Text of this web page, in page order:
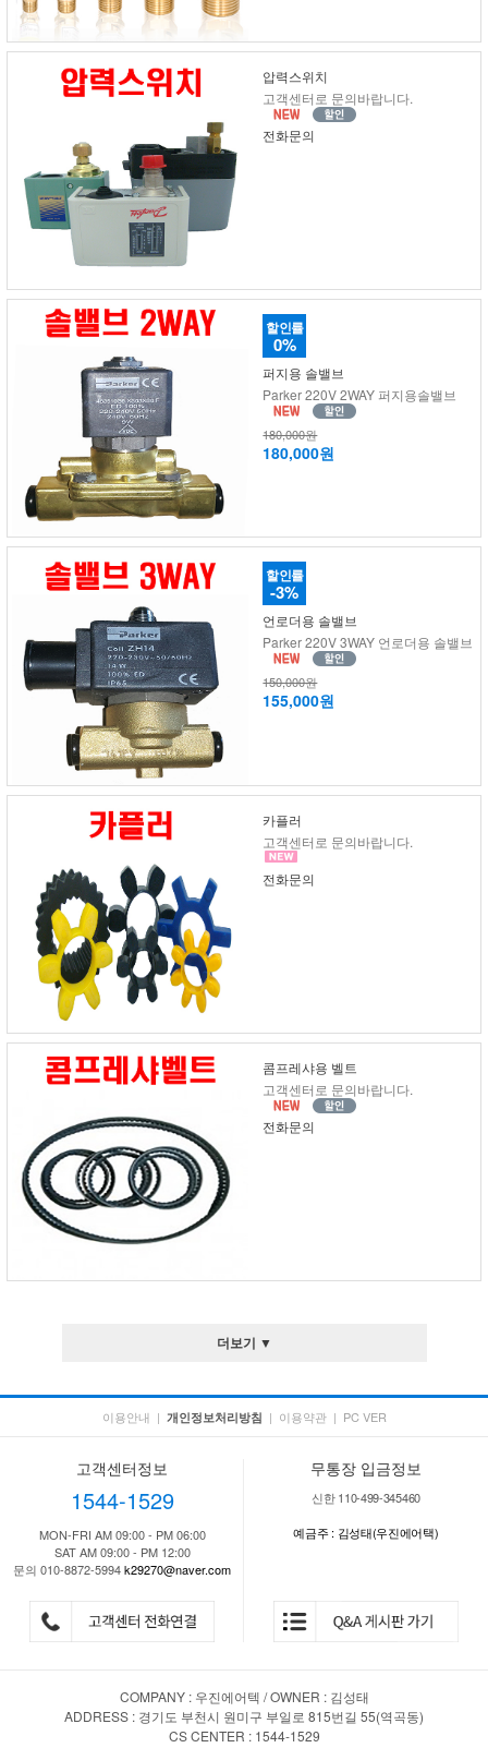
압력스위치
고객센터로 문의바랍니다.
전화문의
할인률
0%
퍼지용 솔밸브
Parker 220V 2WAY 퍼지용솔밸브
180,000원
180,000원
할인률
-3%
언로더용 솔밸브
Parker 220V 3WAY 언로더용 솔밸브
150,000원
155,000원
카플러
고객센터로 문의바랍니다.
전화문의
콤프레샤용 벨트
고객센터로 문의바랍니다.
전화문의
더보기 ▼
이용안내 | 개인정보처리방침 | 이용약관 | PC VER
고객센터정보
1544-1529
MON-FRI AM 09:00 - PM 06:00
SAT AM 09:00 - PM 12:00
문의 010-8872-5994k29270@naver.com
무통장 입금정보
신한 110-499-345460
예금주 : 김성태(우진에어택)
COMPANY : 우진에어텍 / OWNER : 김성태
ADDRESS : 경기도 부천시 원미구 부일로 815번길 55(역곡동)
CS CENTER : 1544-1529